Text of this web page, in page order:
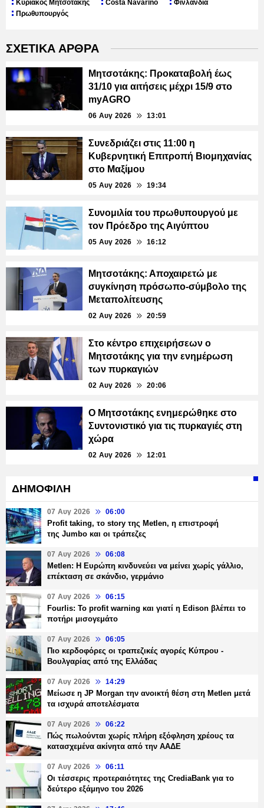
Κυριάκος Μητσοτάκης Costa Navarino
Φινλανδία
Πρωθυπουργός
ΣΧΕΤΙΚΑ ΑΡΘΡΑ
Μητσοτάκης: Προκαταβολή έως
31/10 για αιτήσεις μέχρι 15/9 στο
myAGRO
06 Αυγ 2026 13:01
Συνεδριάζει στις 11:00 η
Κυβερνητική Επιτροπή Βιομηχανίας
στο Μαξίμου
05 Αυγ 2026 19:34
Συνομιλία του πρωθυπουργού με
τον Πρόεδρο της Αιγύπτου
05 Αυγ 2026 16:12
Μητσοτάκης: Αποχαιρετώ με
συγκίνηση πρόσωπο-σύμβολο της
Μεταπολίτευσης
02 Αυγ 2026 20:59
Στο κέντρο επιχειρήσεων ο
Μητσοτάκης για την ενημέρωση
των πυρκαγιών
02 Αυγ 2026 20:06
Ο Μητσοτάκης ενημερώθηκε στο
Συντονιστικό για τις πυρκαγιές στη
χώρα
02 Αυγ 2026 12:01
ΔΗΜΟΦΙΛΗ
07 Αυγ 2026 06:00
Profit taking, το story της Metlen, η επιστροφή
της Jumbo και οι τράπεζες
07 Αυγ 2026 06:08
Metlen: Η Ευρώπη κινδυνεύει να μείνει χωρίς γάλλιο,
επέκταση σε σκάνδιο, γερμάνιο
07 Αυγ 2026 06:15
Fourlis: Το profit warning και γιατί η Edison βλέπει το
ποτήρι μισογεμάτο
07 Αυγ 2026 06:05
Πιο κερδοφόρες οι τραπεζικές αγορές Κύπρου -
Βουλγαρίας από της Ελλάδας
07 Αυγ 2026 14:29
Μείωσε η JP Morgan την ανοικτή θέση στη Metlen μετά
τα ισχυρά αποτελέσματα
07 Αυγ 2026 06:22
Πώς πωλούνται χωρίς πλήρη εξόφληση χρέους τα
κατασχεμένα ακίνητα από την ΑΑΔΕ
07 Αυγ 2026 06:11
Οι τέσσερις προτεραιότητες της CrediaBank για το
δεύτερο εξάμηνο του 2026